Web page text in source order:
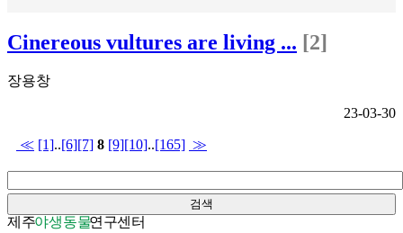
Cinereous vultures are living ... [2]
장용창
23-03-30
≪ [1]..[6] [7] 8 [9] [10]..[165] ≫